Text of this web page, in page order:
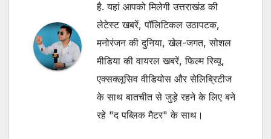
है. यहां आपको मिलेगी उत्तराखंड की
लेटेस्ट खबरें, पॉलिटिकल उठापटक,
मनोरंजन की दुनिया, खेल-जगत, सोशल
मीडिया की वायरल खबरें, फिल्म रिव्यू,
एक्सक्लूसिव वीडियोस और सेलिब्रिटीज
के साथ बातचीत से जुड़े रहने के लिए बने
रहे "द पब्लिक मैटर" के साथ।